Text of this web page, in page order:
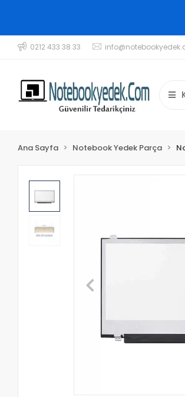
0212 433 38 33
Ana Sayfa Notebook Yedek Parça